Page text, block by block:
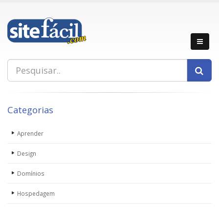
Categorias
Aprender
Design
Domínios
Hospedagem